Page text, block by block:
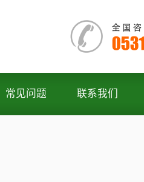
常见问题 联系我们